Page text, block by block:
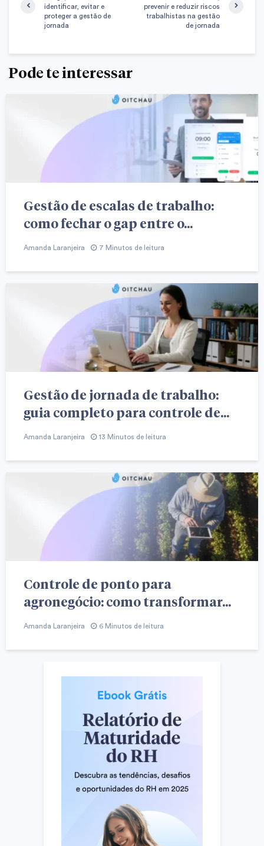
identificar, evitar e
proteger a gestão de
jornada
prevenir e reduzir riscos
trabalhistas na gestão
de jornada
Pode te interessar
Gestão de escalas de trabalho:
como fechar o gap entre o...
Amanda Laranjeira 7 Minutos de leitura
Gestão de jornada de trabalho:
guia completo para controle de...
Amanda Laranjeira 13 Minutos de leitura
Controle de ponto para
agronegócio: como transformar...
Amanda Laranjeira 6 Minutos de leitura